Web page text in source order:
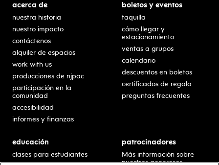
acerca de
nuestra historia
nuestro impacto
contáctenos
alquiler de espacios
work with us
producciones de njpac
participación en la
comunidad
accesibilidad
informes y finanzas
boletos y eventos
taquilla
cómo llegar y
estacionamiento
ventas a grupos
calendario
descuentos en boletos
certificados de regalo
preguntas frecuentes
educación
clases para estudiantes
patrocinadores
Más información sobre
nuestros generosos